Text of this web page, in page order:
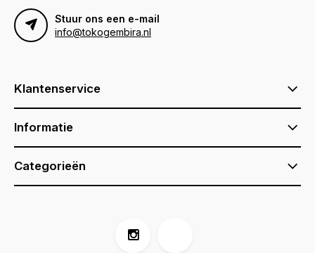
Stuur ons een e-mail
info@tokogembira.nl
Klantenservice
Informatie
Categorieën